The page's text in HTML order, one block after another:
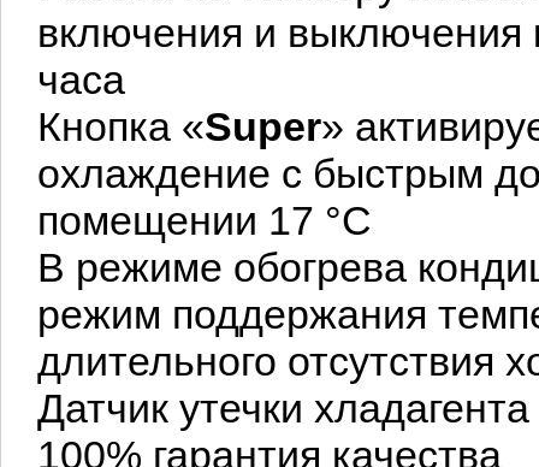
включения и
часа
Кнопка «Super»
охлаждение с быстрым
помещении 17 °С
В режиме обогрева
режим поддержания
длительного отсутствия
Датчик утечки хладагента
100% гарантия качества